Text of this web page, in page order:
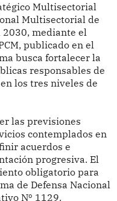
Multisectorial
Multisectorial de
2030, mediante el
publicado en el
busca fortalecer la
responsables de
los tres niveles de
las previsiones
contemplados en
acuerdos e
progresiva. El
obligatorio para
de Defensa Nacional
Nº 1129.